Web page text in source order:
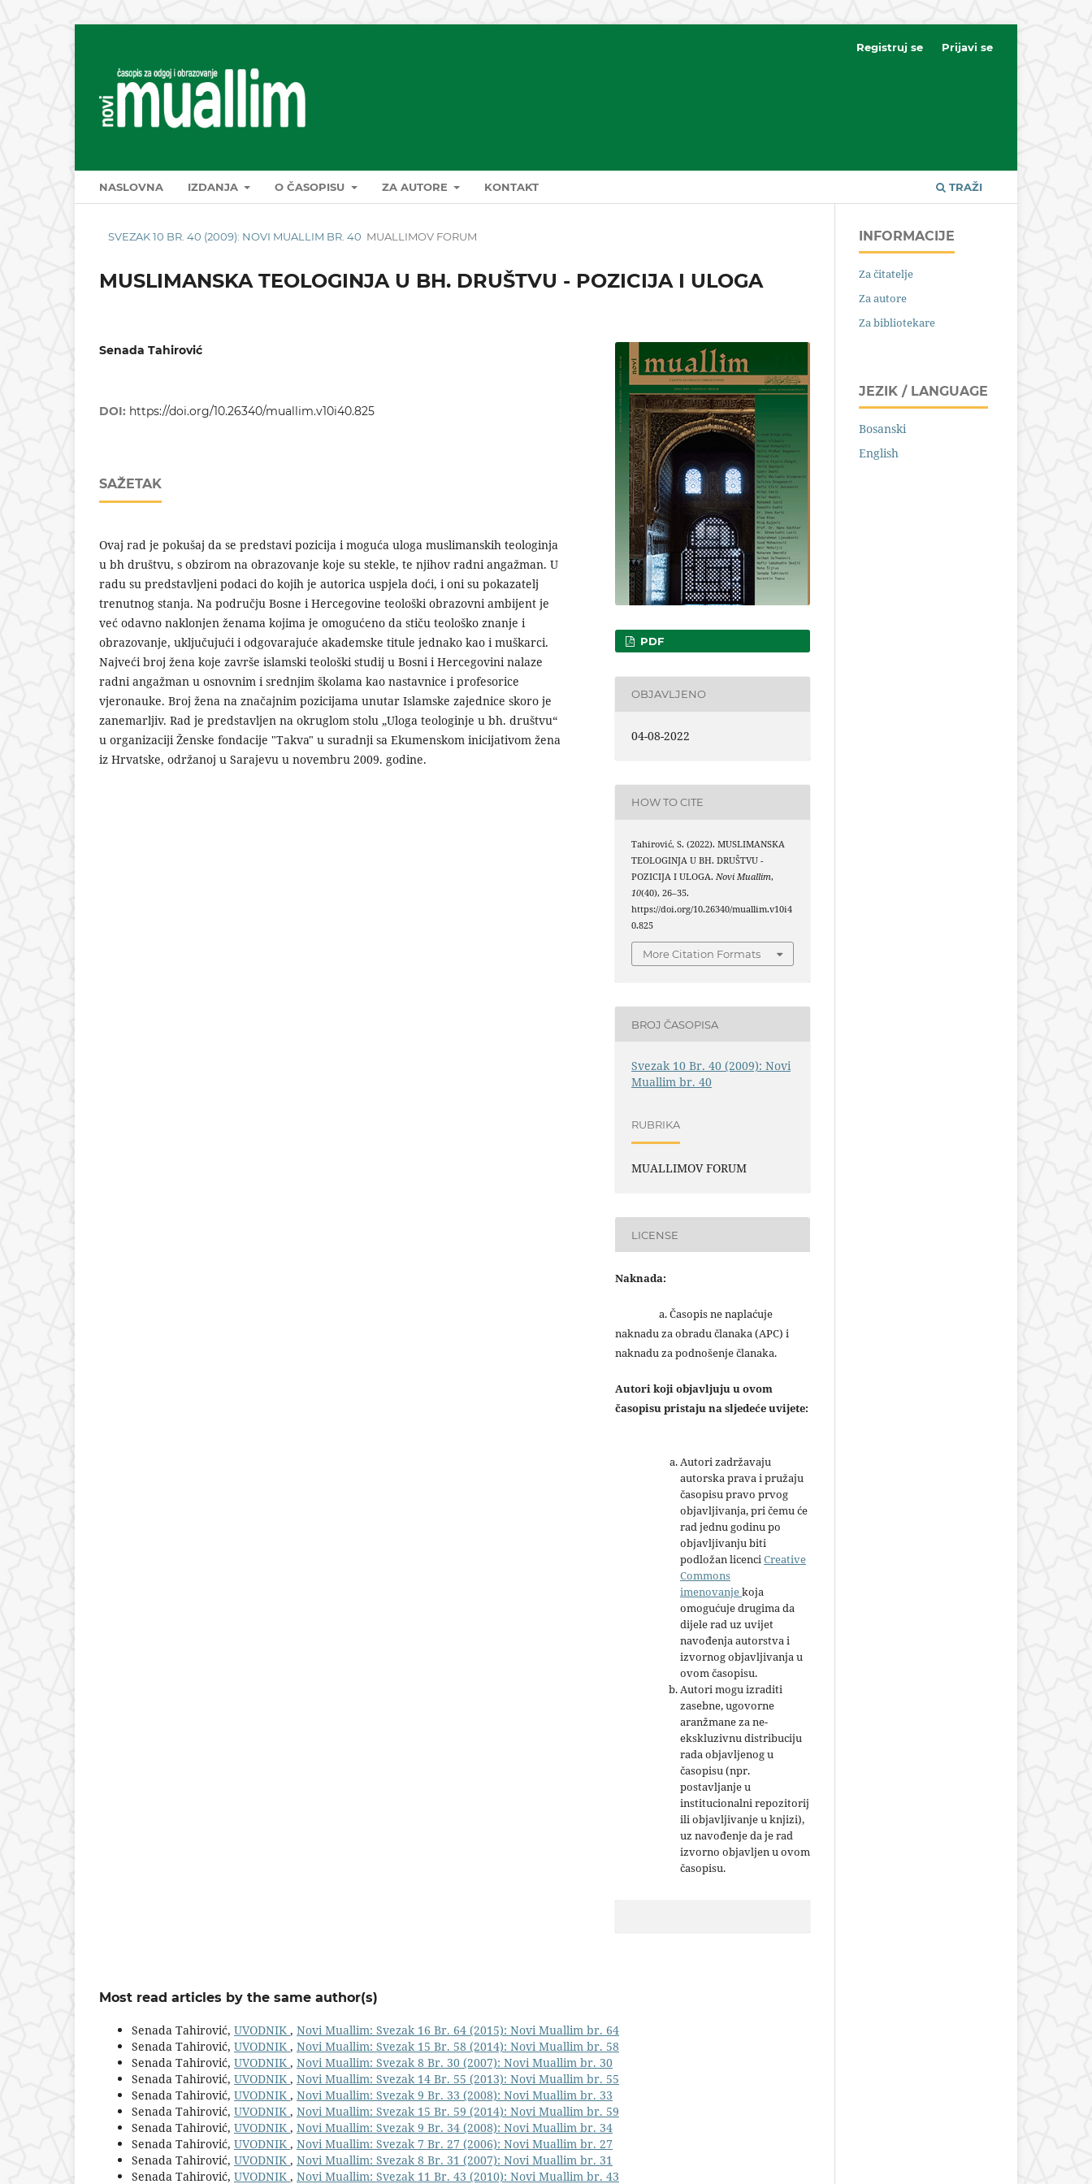
NASLOVNA IZDANJA O ČASOPISU ZA AUTORE KONTAKT TRAŽI
Registruj se Prijavi se
SVEZAK 10 BR. 40 (2009): NOVI MUALLIM BR. 40 MUALLIMOV FORUM
MUSLIMANSKA TEOLOGINJA U BH. DRUŠTVU - POZICIJA I ULOGA
Senada Tahirović
DOI: https://doi.org/10.26340/muallim.v10i40.825
SAŽETAK
Ovaj rad je pokušaj da se predstavi pozicija i moguća uloga muslimanskih teologinja
u bh društvu, s obzirom na obrazovanje koje su stekle, te njihov radni angažman. U
radu su predstavljeni podaci do kojih je autorica uspjela doći, i oni su pokazatelj
trenutnog stanja. Na području Bosne i Hercegovine teološki obrazovni ambijent je
već odavno naklonjen ženama kojima je omogućeno da stiču teološko znanje i
obrazovanje, uključujući i odgovarajuće akademske titule jednako kao i muškarci.
Najveći broj žena koje završe islamski teološki studij u Bosni i Hercegovini nalaze
radni angažman u osnovnim i srednjim školama kao nastavnice i profesorice
vjeronauke. Broj žena na značajnim pozicijama unutar Islamske zajednice skoro je
zanemarljiv. Rad je predstavljen na okruglom stolu „Uloga teologinje u bh. društvu“
u organizaciji Ženske fondacije "Takva" u suradnji sa Ekumenskom inicijativom žena
iz Hrvatske, održanoj u Sarajevu u novembru 2009. godine.
PDF
OBJAVLJENO
04-08-2022
HOW TO CITE
Tahirović, S. (2022). MUSLIMANSKA
TEOLOGINJA U BH. DRUŠTVU -
POZICIJA I ULOGA. Novi Muallim,
10(40), 26–35.
https://doi.org/10.26340/muallim.v10i4
0.825
More Citation Formats
BROJ ČASOPISA
Svezak 10 Br. 40 (2009): Novi
Muallim br. 40
RUBRIKA
MUALLIMOV FORUM
LICENSE
Naknada:
a. Časopis ne naplaćuje
naknadu za obradu članaka (APC) i
naknadu za podnošenje članaka.
Autori koji objavljuju u ovom
časopisu pristaju na sljedeće uvijete:
Autori zadržavaju
autorska prava i pružaju
časopisu pravo prvog
objavljivanja, pri čemu će
rad jednu godinu po
objavljivanju biti
podložan licenciCreative
Commons
imenovanjekoja
omogućuje drugima da
dijele rad uz uvijet
navođenja autorstva i
izvornog objavljivanja u
ovom časopisu.
Autori mogu izraditi
zasebne, ugovorne
aranžmane za ne-
ekskluzivnu distribuciju
rada objavljenog u
časopisu (npr.
postavljanje u
institucionalni repozitorij
ili objavljivanje u knjizi),
uz navođenje da je rad
izvorno objavljen u ovom
časopisu.
Most read articles by the same author(s)
Senada Tahirović, UVODNIK , Novi Muallim: Svezak 16 Br. 64 (2015): Novi Muallim br. 64
Senada Tahirović, UVODNIK , Novi Muallim: Svezak 15 Br. 58 (2014): Novi Muallim br. 58
Senada Tahirović, UVODNIK , Novi Muallim: Svezak 8 Br. 30 (2007): Novi Muallim br. 30
Senada Tahirović, UVODNIK , Novi Muallim: Svezak 14 Br. 55 (2013): Novi Muallim br. 55
Senada Tahirović, UVODNIK , Novi Muallim: Svezak 9 Br. 33 (2008): Novi Muallim br. 33
Senada Tahirović, UVODNIK , Novi Muallim: Svezak 15 Br. 59 (2014): Novi Muallim br. 59
Senada Tahirović, UVODNIK , Novi Muallim: Svezak 9 Br. 34 (2008): Novi Muallim br. 34
Senada Tahirović, UVODNIK , Novi Muallim: Svezak 7 Br. 27 (2006): Novi Muallim br. 27
Senada Tahirović, UVODNIK , Novi Muallim: Svezak 8 Br. 31 (2007): Novi Muallim br. 31
Senada Tahirović, UVODNIK , Novi Muallim: Svezak 11 Br. 43 (2010): Novi Muallim br. 43
INFORMACIJE
Za čitatelje
Za autore
Za bibliotekare
JEZIK / LANGUAGE
Bosanski
English